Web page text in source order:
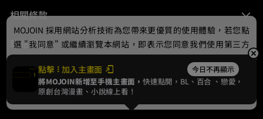
相關條款
聯絡我們
© 2024 gamania Digital Entertainment Co., Ltd.
點擊 加入主畫面 今日不再顯示
將MOJOIN新增至手機主畫面，快速點開，BL、 百合 、戀愛，
原創台灣漫畫、小說線上看！
MOJOIN 採用網站分析技術為您帶來更優質的使用體驗，若您點
選 "我同意" 或繼續瀏覽本網站，即表示您同意我們使用第三方
Cookie，欲瞭解更多資訊請見隱私權政策。
我同意